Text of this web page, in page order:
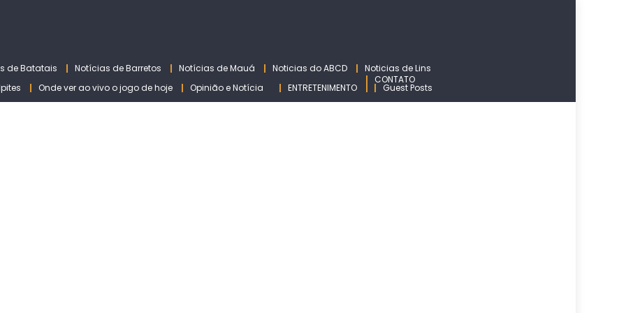
de Batatais Notícias de Barretos Notícias de Mauá Noticias do ABCD
Noticias de Lins
Onde ver ao vivo o jogo de hoje Opinião e Notícia ENTRETENIMENTO
CONTATO
Guest Posts